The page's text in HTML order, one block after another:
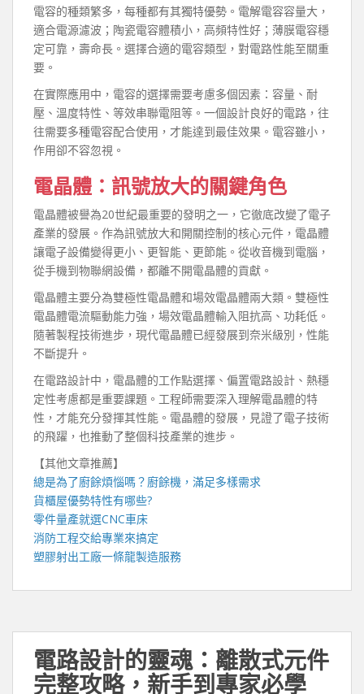
電容的種類繁多，每種都有其獨特優勢。電解電容容量大，
適合電源濾波；陶瓷電容體積小，高頻特性好；薄膜電容穩
定可靠，壽命長。選擇合適的電容類型，對電路性能至關重
要。
在實際應用中，電容的選擇需要考慮多個因素：容量、耐
壓、溫度特性、等效串聯電阻等。一個設計良好的電路，往
往需要多種電容配合使用，才能達到最佳效果。電容雖小，
作用卻不容忽視。
電晶體：訊號放大的關鍵角色
電晶體被譽為20世紀最重要的發明之一，它徹底改變了電子
產業的發展。作為訊號放大和開關控制的核心元件，電晶體
讓電子設備變得更小、更智能、更節能。從收音機到電腦，
從手機到物聯網設備，都離不開電晶體的貢獻。
電晶體主要分為雙極性電晶體和場效電晶體兩大類。雙極性
電晶體電流驅動能力強，場效電晶體輸入阻抗高、功耗低。
隨著製程技術進步，現代電晶體已經發展到奈米級別，性能
不斷提升。
在電路設計中，電晶體的工作點選擇、偏置電路設計、熱穩
定性考慮都是重要課題。工程師需要深入理解電晶體的特
性，才能充分發揮其性能。電晶體的發展，見證了電子技術
的飛躍，也推動了整個科技產業的進步。
【其他文章推薦】
總是為了廚餘煩惱嗎？ 廚餘機 ，滿足多樣需求
貨櫃屋優勢特性有哪些?
零件量產就選CNC車床
消防工程交給專業來搞定
塑膠射出工廠一條龍製造服務
電路設計的靈魂：離散式元件
完整攻略，新手到專家必學